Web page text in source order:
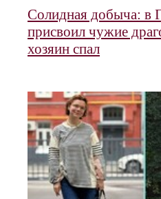
Солидная добыча: в
присвоил чужие
хозяин спал